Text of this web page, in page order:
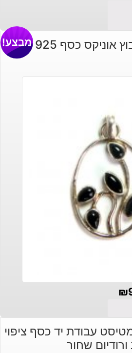
אוניקס כסף 925 מבצע!
₪
עבודת יד כסף ציפוי
שחור